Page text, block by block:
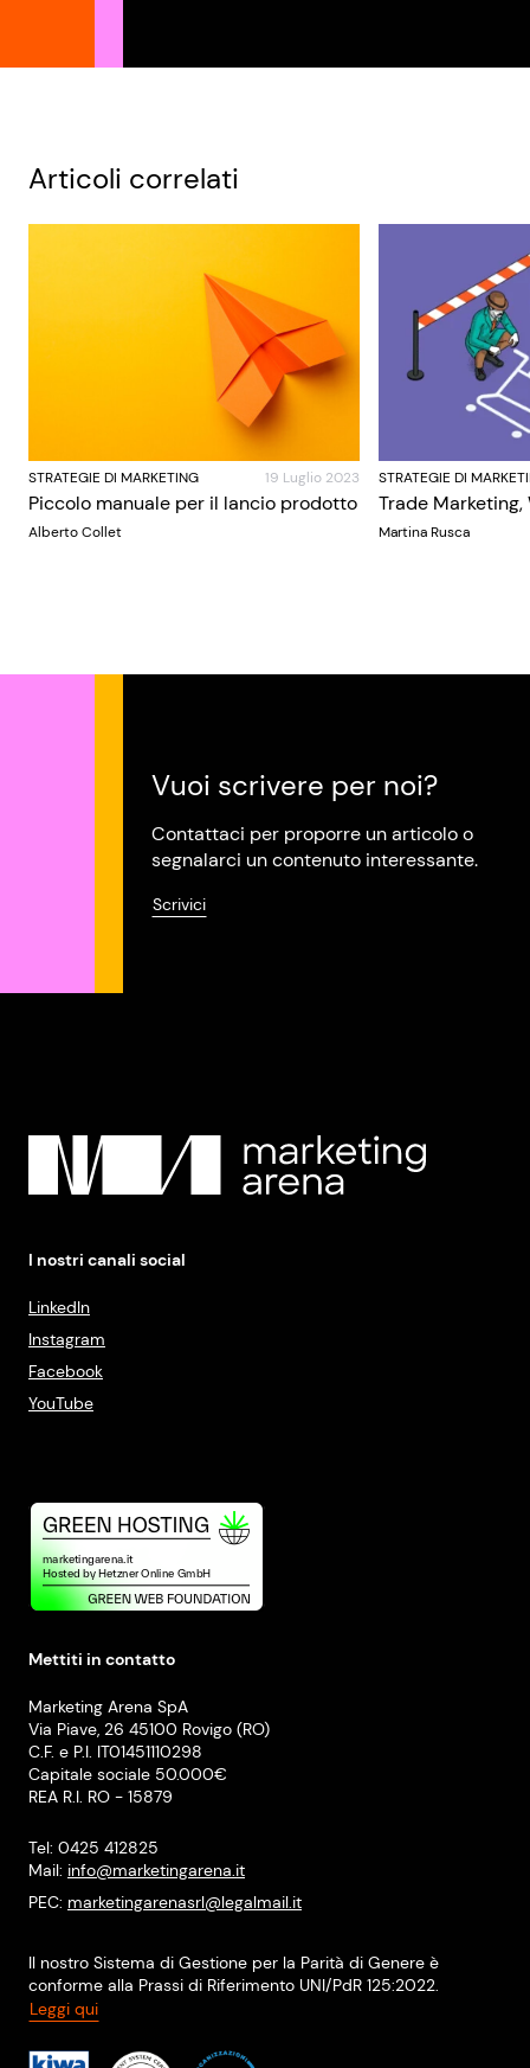
Articoli correlati
STRATEGIE DI MARKETING 19 Luglio 2023
Piccolo manuale per il lancio prodotto
Alberto Collet
STRATEGIE DI
Trade Marketing,
Martina Rusca
Vuoi scrivere per noi?
Contattaci per proporre un articolo o
segnalarci un contenuto interessante.
Scrivici
I nostri canali social
LinkedIn
Instagram
Facebook
YouTube
Mettiti in contatto
Marketing Arena SpA
Via Piave, 26 45100 Rovigo (RO)
C.F. e P.I. IT01451110298
Capitale sociale 50.000€
REA R.I. RO - 15879
Tel: 0425 412825
Mail: info@marketingarena.it
PEC: marketingarenasrl@legalmail.it
Il nostro Sistema di Gestione per la Parità di Genere è
conforme alla Prassi di Riferimento UNI/PdR 125:2022.
Leggi qui